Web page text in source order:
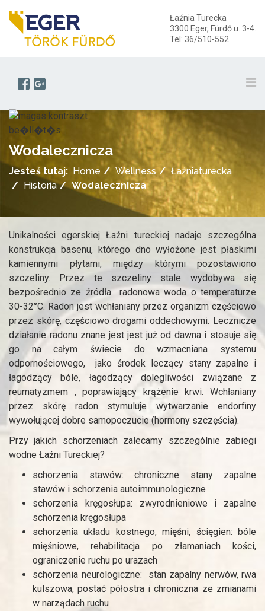
Łaźnia Turecka
3300 Eger, Fürdő u. 3-4.
Tel: 36/510-552
Wodalecznicza
Jesteś tutaj: Home Wellness
Łaźniaturecka
Historia
Wodalecznicza
Unikalności egerskiej Łaźni tureckiej nadaje szczególna
konstrukcja basenu, którego dno wyłożone jest płaskimi
kamiennymi płytami, między którymi pozostawiono
szczeliny. Przez te szczeliny stale wydobywa się
bezpośrednio ze źródła radonowa woda o temperaturze
30-32°C. Radon jest wchłaniany przez organizm częściowo
przez skórę, częściowo drogami oddechowymi. Lecznicze
działanie radonu znane jest jest już od dawna i stosuje się
go na całym świecie do wzmacniana systemu
odpornościowego, jako środek leczący stany zapalne i
łagodzący bóle, łagodzący dolegliwości związane z
reumatyzmem , poprawiający krążenie krwi. Wchłaniany
przez skórę radon stymuluje wytwarzanie endorfiny
wywołującej dobre samopoczucie (hormony szczęścia).
Przy jakich schorzeniach zalecamy szczególnie zabiegi
wodne Łaźni Tureckiej?
schorzenia stawów: chroniczne stany zapalne
stawów i schorzenia autoimmunologiczne
schorzenia kręgosłupa: zwyrodnieniowe i zapalne
schorzenia kręgosłupa
schorzenia układu kostnego, mięśni, ścięgien: bóle
mięśniowe, rehabilitacja po złamaniach kości,
ograniczenie ruchu po urazach
schorzenia neurologiczne: stan zapalny nerwów, rwa
kulszowa, postać półostra i chroniczna ze zmianami
w narządach ruchu